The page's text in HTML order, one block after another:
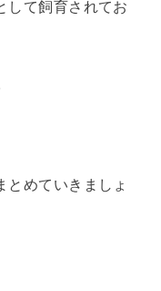
して飼育されてお
とめていきましょ